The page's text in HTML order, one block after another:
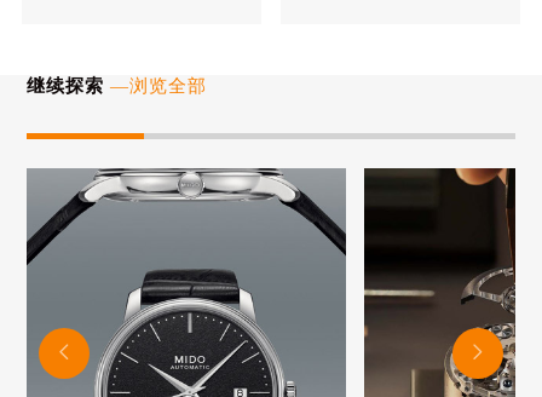
继续探索 —浏览全部

